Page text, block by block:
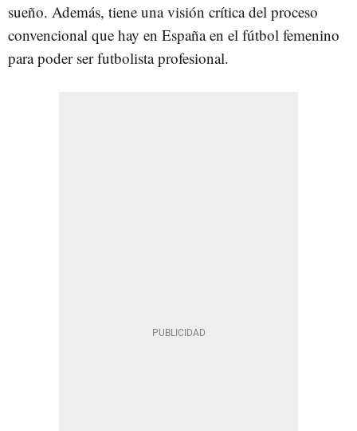
sueño. Además, tiene una visión crítica del proceso
convencional que hay en España en el fútbol femenino
para poder ser futbolista profesional.